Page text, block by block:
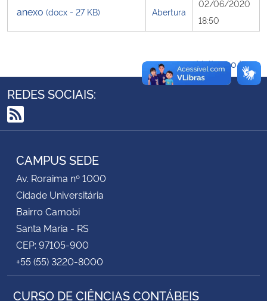
Gabinete de Segurança Institucional
Advocacia-Geral da União
Planalto
anexo (docx - 27 KB) Abertura
02/06/2020
18:50
Voltar ao topo
REDES SOCIAIS:
RSS
CAMPUS SEDE
Av. Roraima nº 1000
Cidade Universitária
Bairro Camobi
Santa Maria - RS
CEP: 97105-900
+55 (55) 3220-8000
CURSO DE CIÊNCIAS CONTÁBEIS